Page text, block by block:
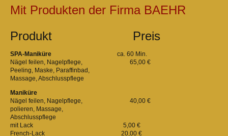
Mit Produkten der Firma BAEHR
Produkt
Preis
SPA-Maniküre
ca. 60 Min.
Nägel feilen, Nagelpflege, 65,00 €
Peeling, Maske, Paraffinbad,
Massage, Abschlusspflege
Maniküre
Nägel feilen, Nagelpflege, 40,00 €
polieren, Massage,
Abschlusspflege
mit Lack 5,00 €
French-Lack 20,00 €